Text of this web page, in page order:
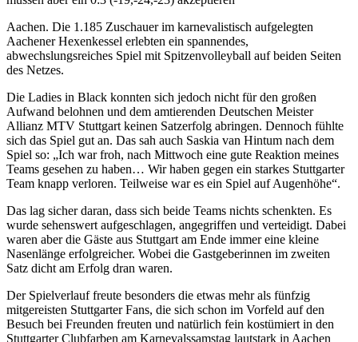
Aachen. Die 1.185 Zuschauer im karnevalistisch aufgelegten
Aachener Hexenkessel erlebten ein spannendes,
abwechslungsreiches Spiel mit Spitzenvolleyball auf beiden Seiten
des Netzes.
Die Ladies in Black konnten sich jedoch nicht für den großen
Aufwand belohnen und dem amtierenden Deutschen Meister
Allianz MTV Stuttgart keinen Satzerfolg abringen. Dennoch fühlte
sich das Spiel gut an. Das sah auch Saskia van Hintum nach dem
Spiel so: „Ich war froh, nach Mittwoch eine gute Reaktion meines
Teams gesehen zu haben… Wir haben gegen ein starkes Stuttgarter
Team knapp verloren. Teilweise war es ein Spiel auf Augenhöhe“.
Das lag sicher daran, dass sich beide Teams nichts schenkten. Es
wurde sehenswert aufgeschlagen, angegriffen und verteidigt. Dabei
waren aber die Gäste aus Stuttgart am Ende immer eine kleine
Nasenlänge erfolgreicher. Wobei die Gastgeberinnen im zweiten
Satz dicht am Erfolg dran waren.
Der Spielverlauf freute besonders die etwas mehr als fünfzig
mitgereisten Stuttgarter Fans, die sich schon im Vorfeld auf den
Besuch bei Freunden freuten und natürlich fein kostümiert in den
Stuttgarter Clubfarben am Karnevalssamstag lautstark in Aachen